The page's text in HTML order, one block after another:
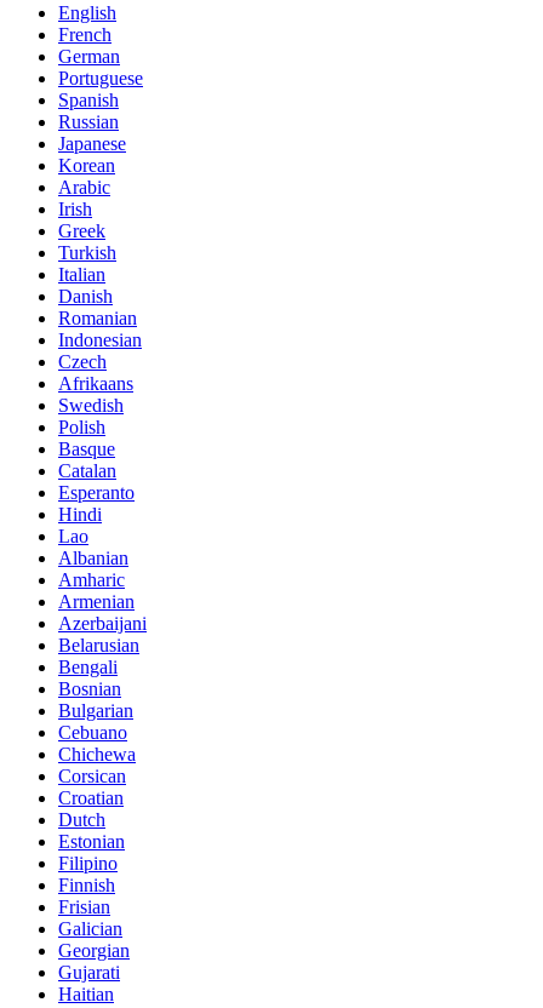
English
French
German
Portuguese
Spanish
Russian
Japanese
Korean
Arabic
Irish
Greek
Turkish
Italian
Danish
Romanian
Indonesian
Czech
Afrikaans
Swedish
Polish
Basque
Catalan
Esperanto
Hindi
Lao
Albanian
Amharic
Armenian
Azerbaijani
Belarusian
Bengali
Bosnian
Bulgarian
Cebuano
Chichewa
Corsican
Croatian
Dutch
Estonian
Filipino
Finnish
Frisian
Galician
Georgian
Gujarati
Haitian